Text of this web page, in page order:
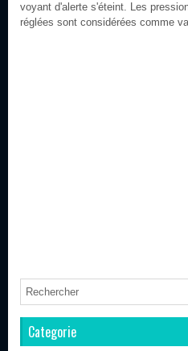
voyant d'alerte s'éteint. Les
réglées sont considérées comme
Categorie